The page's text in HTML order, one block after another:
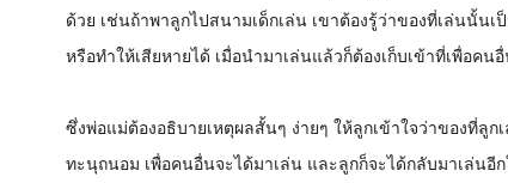
ด้วย เช่นถ้าพาลูกไปสนามเด็กเล่น เขาต้องรู้ว่าของที่เล่นนั้น
หรือทำให้เสียหายได้ เมื่อนำมาเล่นแล้วก็ต้องเก็บเข้าที่เพื่อคน
ซึ่งพ่อแม่ต้องอธิบายเหตุผลสั้นๆ ง่ายๆ ให้ลูกเข้าใจว่าของที่ลู
ทะนุถนอม เพื่อคนอื่นจะได้มาเล่น และลูกก็จะได้กลับมาเล่น